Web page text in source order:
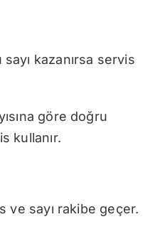
kazanırsa servis
göre doğru
kullanır.
ve sayı rakibe geçer.